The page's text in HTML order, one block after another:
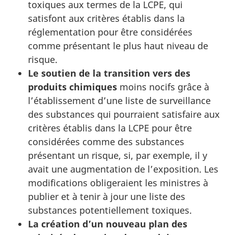
toxiques aux termes de la LCPE, qui
satisfont aux critères établis dans la
réglementation pour être considérées
comme présentant le plus haut niveau de
risque.
Le soutien de la transition vers des
produits chimiques moins nocifs grâce à
l’établissement d’une liste de surveillance
des substances qui pourraient satisfaire aux
critères établis dans la LCPE pour être
considérées comme des substances
présentant un risque, si, par exemple, il y
avait une augmentation de l’exposition. Les
modifications obligeraient les ministres à
publier et à tenir à jour une liste des
substances potentiellement toxiques.
La création d’un nouveau plan des